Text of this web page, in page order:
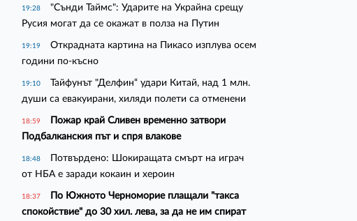
19:28
"Сънди Таймс": Ударите на Украйна срещу
Русия могат да се окажат в полза на Путин
19:19
Открадната картина на Пикасо изплува осем
години по-късно
19:10
Тайфунът "Делфин“ удари Китай, над 1 млн.
души са евакуирани, хиляди полети са отменени
18:59
Пожар край Сливен временно затвори
Подбалканския път и спря влакове
18:48
Потвърдено: Шокиращата смърт на играч
от НБА е заради кокаин и хероин
18:37
По Южното Черноморие плащали "такса
спокойствие" до 30 хил. лева, за да не им спират